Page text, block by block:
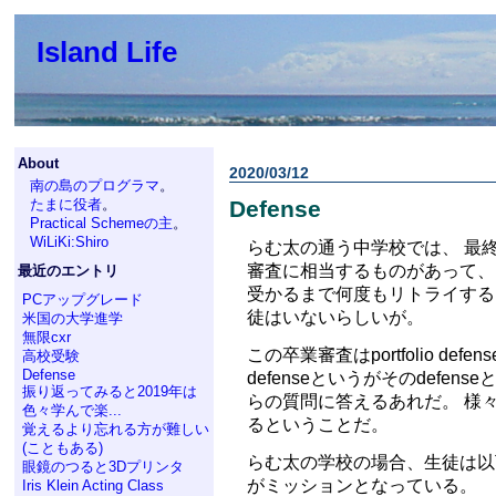
Island Life
About
南の島のプログラマ。
たまに役者。
Practical Schemeの主。
WiLiKi:Shiro
最近のエントリ
PCアップグレード
米国の大学進学
無限cxr
高校受験
Defense
振り返ってみると2019年は
色々学んで楽...
覚えるより忘れる方が難しい
(こともある)
眼鏡のつると3Dプリンタ
Iris Klein Acting Class
2020/03/12
Defense
らむ太の通う中学校では、 最
審査に相当するものがあって
受かるまで何度もリトライす
徒はいないらしいが。
この卒業審査はportfolio
defenseというがそのdefense
らの質問に答えるあれだ。 様
るということだ。
らむ太の学校の場合、生徒は
がミッションとなっている。